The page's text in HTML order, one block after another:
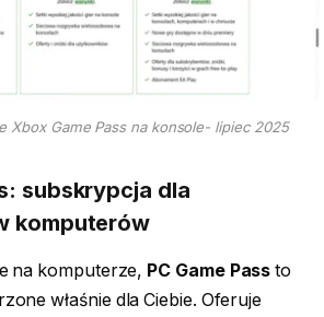
Xbox Game Pass na konsole- lipiec 2025
subskrypcja dla
komputerów
na komputerze, PC Game Pass to
właśnie dla Ciebie. Oferuje